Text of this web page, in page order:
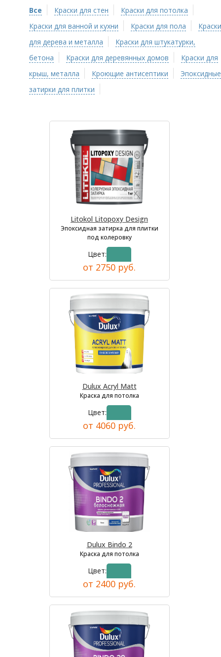
Все Краски для стен
Краски для потолка
Краски для ванной и кухни
Краски для пола
Краски
для дерева и металла
Краски для штукатурки,
бетона
Краски для деревянных домов
Краски для
крыш, металла
Кроющие антисептики
Эпоксидные
затирки для плитки
Litokol Litopoxy Design
Эпоксидная затирка для плитки
под колеровку
Цвет:
от 2750 руб.
Dulux Acryl Matt
Краска для потолка
Цвет:
от 4060 руб.
Dulux Bindo 2
Краска для потолка
Цвет:
от 2400 руб.